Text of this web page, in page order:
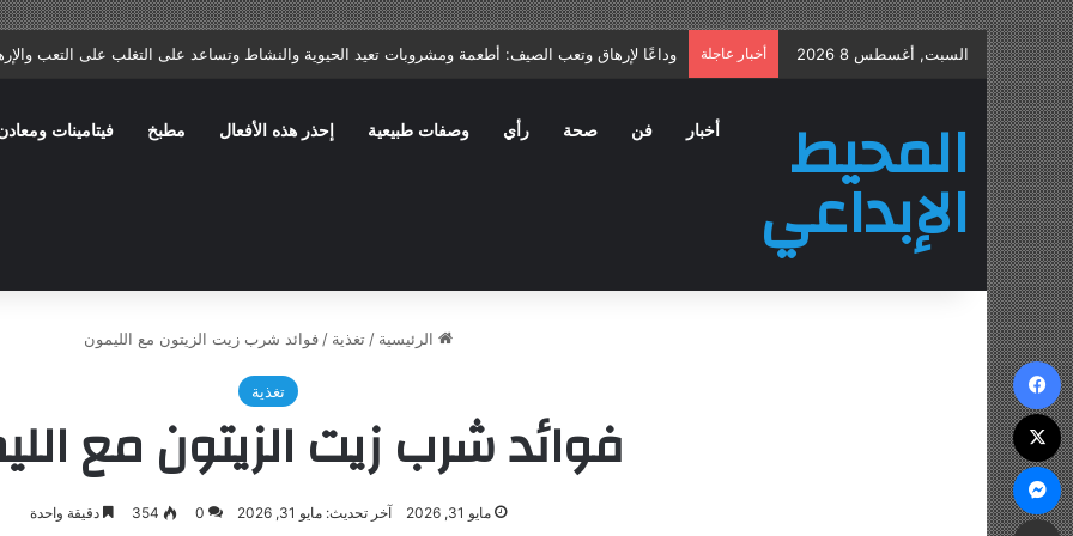
السبت, أغسطس 8 2026 أخبار عاجلة علاج التهاب البروستاتا: ماذا يصف الطبيب؟ وما الأخطاء الشائعة التي تؤخر الشفاء؟
المحيط
الإبداعي
أخبار فن صحة رأي وصفات طبيعية إحذر هذه الأفعال مطبخ فيتامينات
الرئيسية / تغذية / فوائد شرب زيت الزيتون مع الليمون
تغذية
فوائد شرب زيت الزيتون مع
مايو 31, 2026 آخر تحديث: مايو 31, 2026 0
354 دقيقة واحدة
فيسبوك
‫X
ماسنجر
مشاركة عبر البريد